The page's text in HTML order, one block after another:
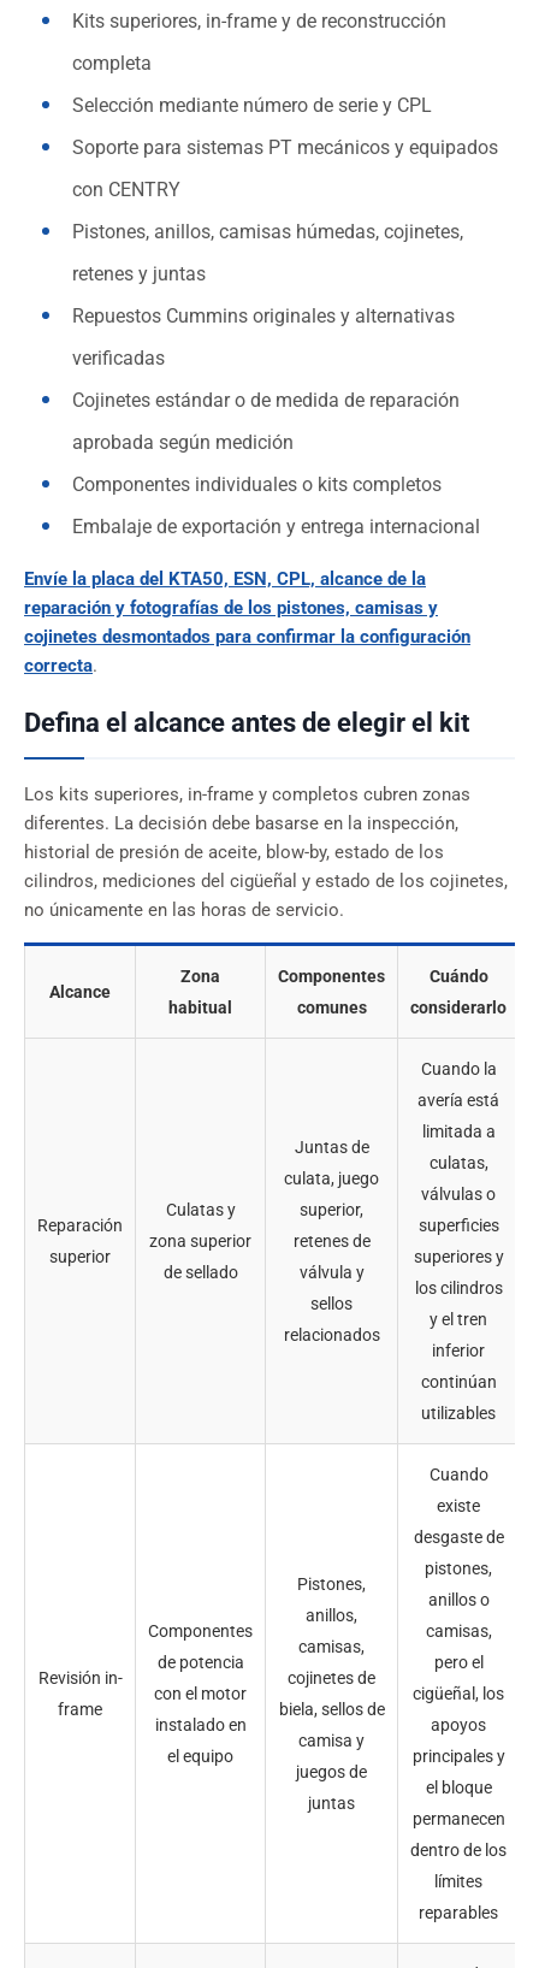
Kits superiores, in-frame y de reconstrucción
completa
Selección mediante número de serie y CPL
Soporte para sistemas PT mecánicos y equipados
con CENTRY
Pistones, anillos, camisas húmedas, cojinetes,
retenes y juntas
Repuestos Cummins originales y alternativas
verificadas
Cojinetes estándar o de medida de reparación
aprobada según medición
Componentes individuales o kits completos
Embalaje de exportación y entrega internacional
Envíe la placa del KTA50, ESN, CPL, alcance de la
reparación y fotografías de los pistones, camisas y
cojinetes desmontados para confirmar la configuración
correcta.
Defina el alcance antes de elegir el kit
Los kits superiores, in-frame y completos cubren zonas
diferentes. La decisión debe basarse en la inspección,
historial de presión de aceite, blow-by, estado de los
cilindros, mediciones del cigüeñal y estado de los cojinetes,
no únicamente en las horas de servicio.
Alcance
Zona
habitual
Componentes
comunes
Cuándo
considerarlo
Reparación
superior
Culatas y
zona superior
de sellado
Juntas de
culata, juego
superior,
retenes de
válvula y
sellos
relacionados
Cuando la
avería está
limitada a
culatas,
válvulas o
superficies
superiores y
los cilindros
y el tren
inferior
continúan
utilizables
Revisión in-
frame
Componentes
de potencia
con el motor
instalado en
el equipo
Pistones,
anillos,
camisas,
cojinetes de
biela, sellos de
camisa y
juegos de
juntas
Cuando
existe
desgaste de
pistones,
anillos o
camisas,
pero el
cigüeñal, los
apoyos
principales y
el bloque
permanecen
dentro de los
límites
reparables